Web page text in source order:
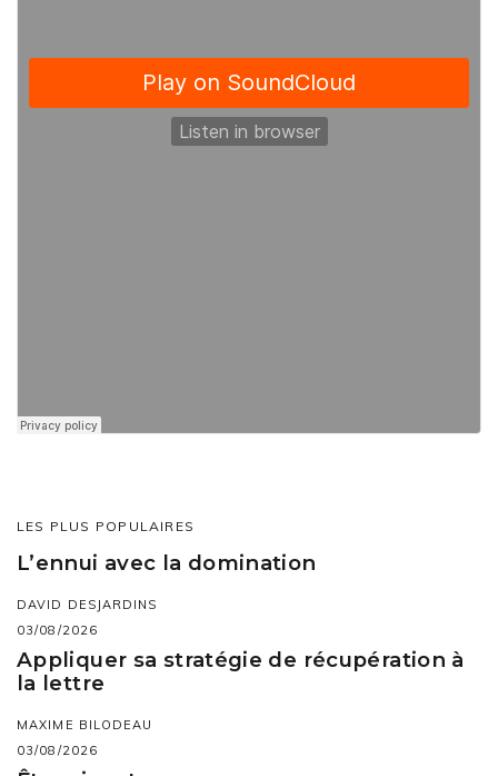
LES PLUS POPULAIRES
L’ennui avec la domination
DAVID DESJARDINS
03/08/2026
Appliquer sa stratégie de récupération à
la lettre
MAXIME BILODEAU
03/08/2026